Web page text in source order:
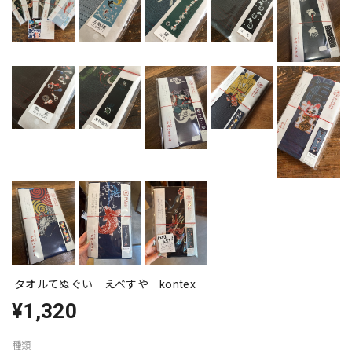
タオルてぬぐい えべすや kontex
¥1,320
種類